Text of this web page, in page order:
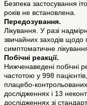
Безпека застосування
років не встановлена.
Передозування.
Лікування. У разі
звичайних заходів
симптоматичне
Побічні реакції.
Нижченаведені побічні
частотою у 998
плацебо-
дослідженнях і 13
дослідженнях зі